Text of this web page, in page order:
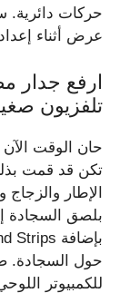
حركات دائرية.
عرض أثناء
ارفع جدار
تلفزيون
حان الوقت الآن
تكن قد قمت
الإطار
بلصق السجادة
حول السجادة.
للكمبيوتر